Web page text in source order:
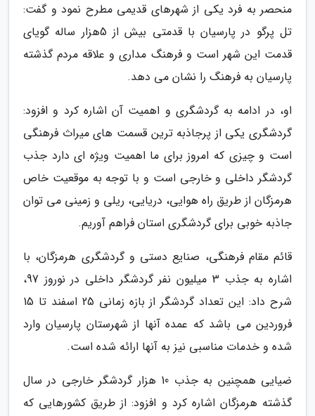
منحصر به فرد یکی از شهرهای قدیمی مطرح نمود و گفت:
تل پرگو در پارسیان با قدمتی بیش از 5هزار ساله گویای
قدمت این شهر است و فرهنگ مداری و علاقه مردم گذشته
پارسیان به فرهنگ را نشان می دهد.
او، در ادامه به گردشگری و اهمیت آن اشاره کرد و افزود:
گردشگری یکی از پرجاذبه ترین قسمت های میراث فرهنگی
است و چیزی که امروز برای ما اهمیت ویژه ای دارد جذب
گردشگر داخلی و خارجی است و با توجه به موقعیت خاص
هرمزگان از طریق راه هوایی، دریایی، ریلی و زمینی می توان
جاذبه خوبی برای گردشگری استان فراهم آوریم.
قائم مقام فرهنگی، صنایع دستی و گردشگری هرمزگان، با
اشاره به جذب 3 میلیون نفر گردشگر داخلی در نوروز 97،
شرح داد: این تعداد گردشگر از بازه زمانی 25 اسفند تا 15
فروردین می باشد که عمده آنها از شهرستان پارسیان وارد
شده و خدمات مناسبی نیز به آنها ارائه شده است.
ضیایی همچنین به جذب 10 هزار گردشگر خارجی در سال
گذشته هرمزگان اشاره کرد و افزود: از طریق کشورهایی که